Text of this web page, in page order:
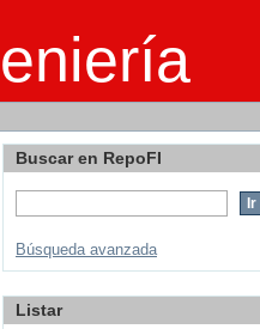
Buscar en RepoFI
Búsqueda avanzada
Listar